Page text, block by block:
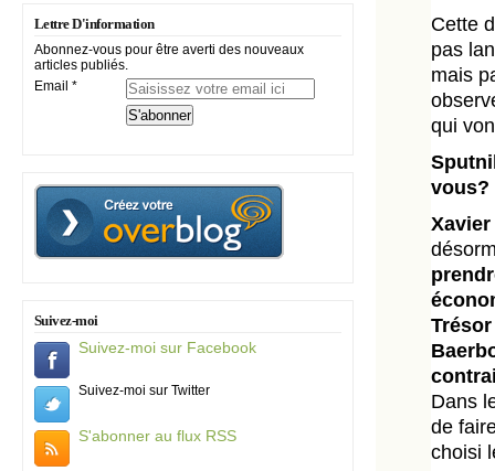
Lettre D'information
Abonnez-vous pour être averti des nouveaux
articles publiés.
Email
Suivez-moi
Suivez-moi sur Facebook
Suivez-moi sur Twitter
S'abonner au flux RSS
Cette
pas
mais
qui
vous?
Dans
de
choisi